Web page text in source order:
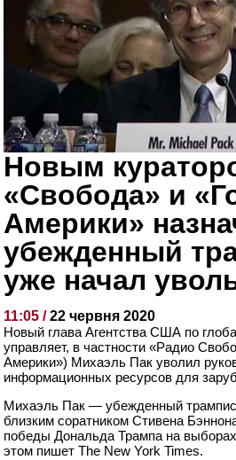
Новым
«Свобода» и
Америки»
убежденный
уже начал
11:05 /22 червня 2020
Новый глава Агентства США по
управляет, в частности «Радио
Америки») Михаэль Пак уволил
информационных ресурсов для
Михаэль Пак — убежденный
близким соратником Стивена
победы Дональда Трампа на
этом пишет The New York Times.